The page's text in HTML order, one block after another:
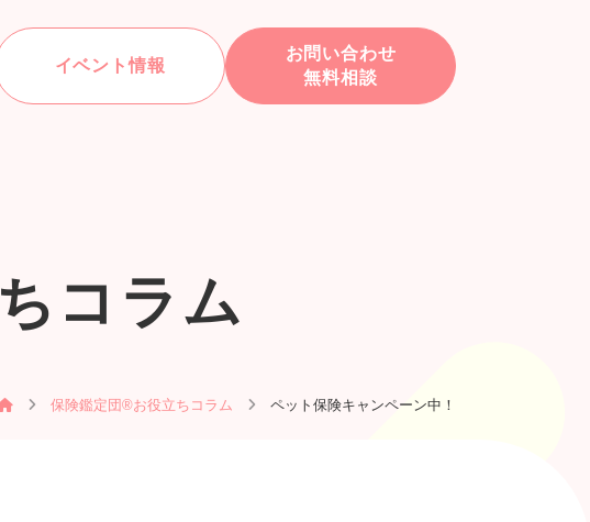
イベント情報
お問い合わせ
無料相談
コラム
保険鑑定団®お役立ちコラム ペット保険キャンペーン中！